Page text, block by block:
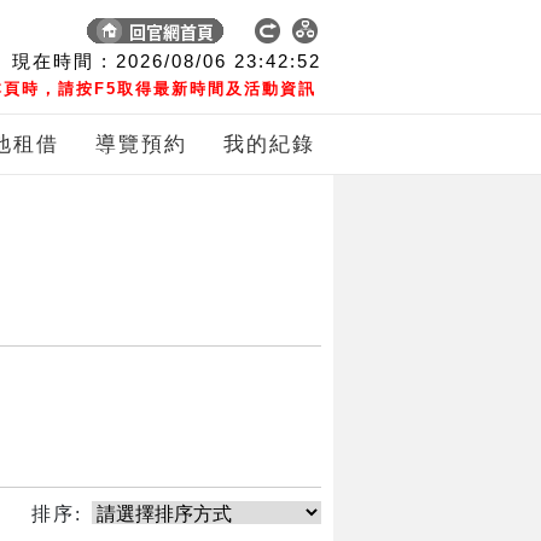
現在時間 : 2026/08/06 23:42:52
時，請按F5取得最新時間及活動資訊
租借 導覽預約 我的紀錄
排序: